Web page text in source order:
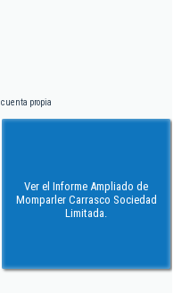
propia
Ver el Informe Ampliado de
Momparler Carrasco Sociedad
Limitada.